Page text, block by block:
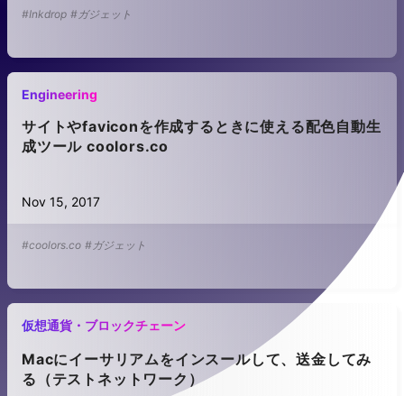
#Inkdrop #ガジェット
Engineering
サイトやfaviconを作成するときに使える配色自動生
成ツール coolors.co
Nov 15, 2017
#coolors.co #ガジェット
仮想通貨・ブロックチェーン
Macにイーサリアムをインスールして、送金してみ
る（テストネットワーク）